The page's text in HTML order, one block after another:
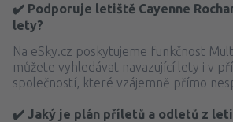
✔️ Podporuje letiště Cayenne
lety?
Na eSky.cz poskytujeme funkčnost
můžete vyhledávat navazující lety i v
společností, které vzájemně přímo
✔️ Jaký je plán příletů a odletů z